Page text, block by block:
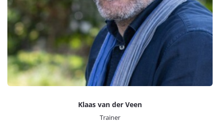
Klaas van der Veen
Trainer